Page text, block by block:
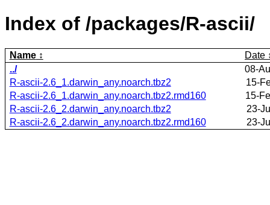
Index of /packages/R-ascii/
Name
Date
../
08-
R-ascii-2.6_1.darwin_any.noarch.tbz2
15-
R-ascii-2.6_1.darwin_any.noarch.tbz2.rmd160
15-
R-ascii-2.6_2.darwin_any.noarch.tbz2
23-
R-ascii-2.6_2.darwin_any.noarch.tbz2.rmd160
23-